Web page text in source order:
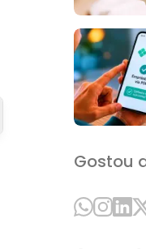
Gostou